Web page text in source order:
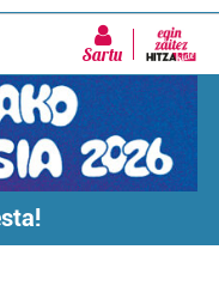
Sartu